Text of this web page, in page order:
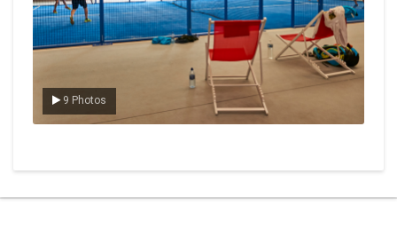
9 Photos